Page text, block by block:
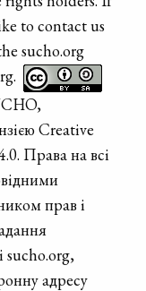
to contact us
sucho.org
Creative
Права на всі
прав і
sucho.org,
адресу